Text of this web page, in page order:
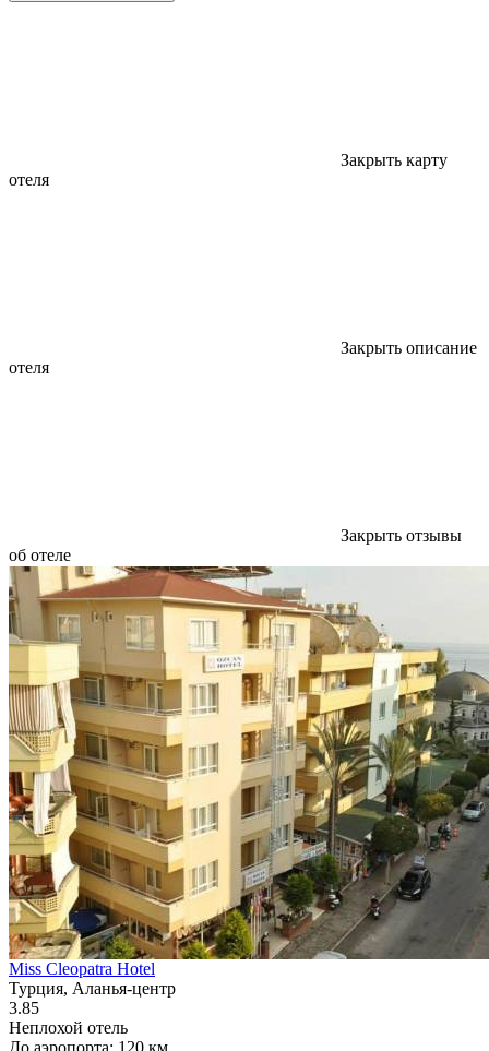
Закрыть карту
отеля
Закрыть описание
отеля
Закрыть отзывы
об отеле
Miss Cleopatra Hotel
Турция, Аланья-центр
3.85
Неплохой отель
До аэропорта: 120 км